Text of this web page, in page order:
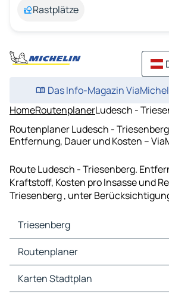
Rastplätze
Das Info-Magazin
HomeRoutenplanerLudesch -
Routenplaner Ludesch -
Entfernung, Dauer und Kosten –
Route Ludesch - Triesenberg.
Kraftstoff, Kosten pro Insasse und
Triesenberg , unter
Triesenberg
Triesenberg Karten Stadtplan
Triesenberg Verkehr
Triesenberg Hotels
Triesenberg Restaurants
Routenplaner
Routenplaner Triesenberg - Vaduz
Routenplaner Triesenberg - Buchs
Karten Stadtplan